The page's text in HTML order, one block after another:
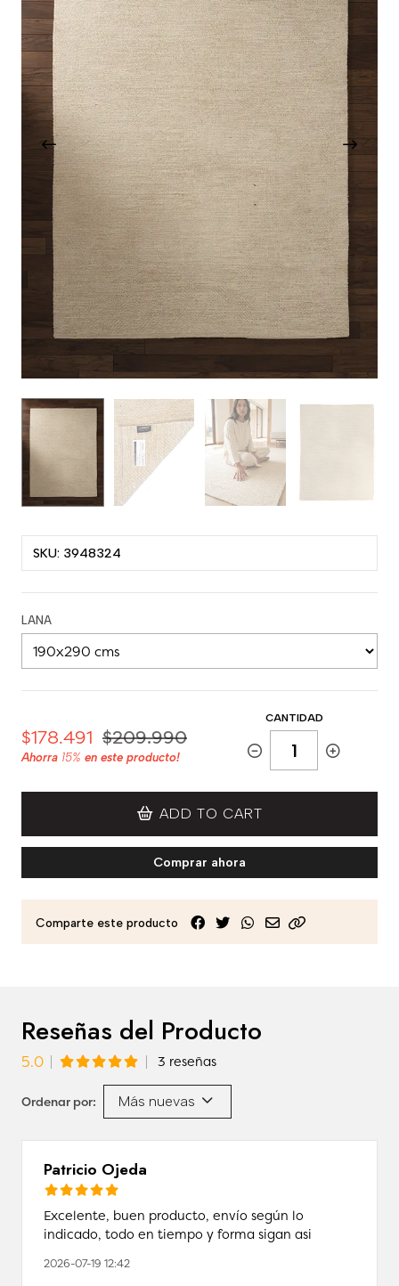
SKU: 3948324
LANA
$178.491 $209.990
Ahorra 15% en este producto!
CANTIDAD
ADD TO CART
Comprar ahora
Comparte este producto
Reseñas del Producto
5.0 3 reseñas
Ordenar por: Más nuevas
Patricio Ojeda
Excelente, buen producto, envío según lo
indicado, todo en tiempo y forma sigan asi
2026-07-19 12:42